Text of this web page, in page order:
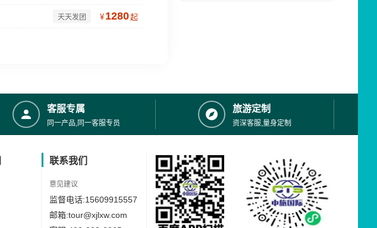
天天发团 ¥ 1280起
客服专属
同一产品,同一客服专员
旅游定制
资深客服,量身定制
联系我们
意见建议
监督电话:15609915557
邮箱:tour@xjlxw.com